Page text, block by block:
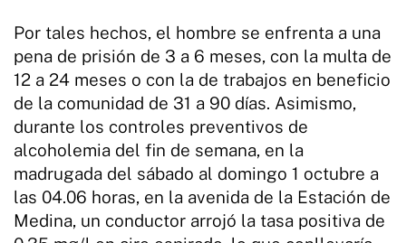
Por tales hechos, el hombre se enfrenta a una
pena de prisión de 3 a 6 meses, con la multa de
12 a 24 meses o con la de trabajos en beneficio
de la comunidad de 31 a 90 días. Asimismo,
durante los controles preventivos de
alcoholemia del fin de semana, en la
madrugada del sábado al domingo 1 octubre a
las 04.06 horas, en la avenida de la Estación de
Medina, un conductor arrojó la tasa positiva de